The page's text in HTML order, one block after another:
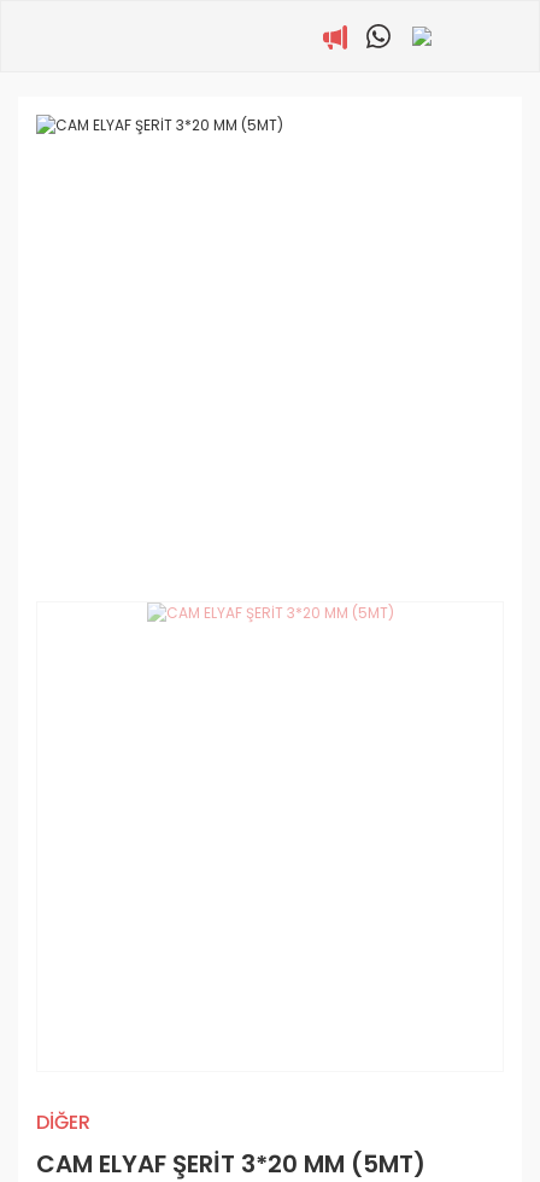
DİĞER
CAM ELYAF ŞERİT 3*20 MM (5MT)